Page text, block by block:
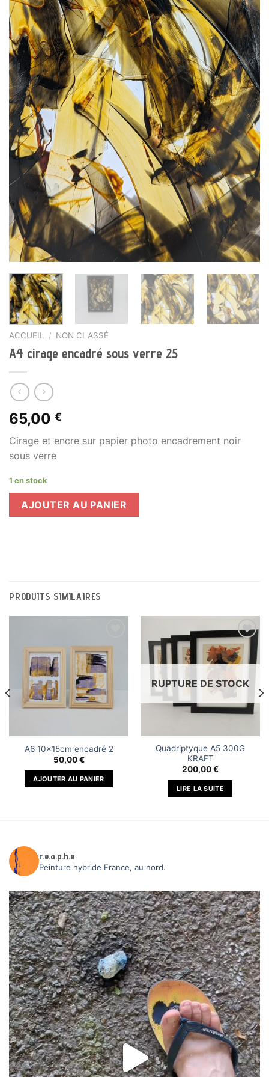
ACCUEIL / NON CLASSÉ
A4 cirage encadré sous verre 25
65,00 €
Cirage et encre sur papier photo encadrement noir
sous verre
1 en stock
AJOUTER AU PANIER
PRODUITS SIMILAIRES
Ajouter
à la liste
de
souhaits
A6 10x15cm encadré 2
50,00€
AJOUTER AU PANIER
de
RUPTURE DE STOCK
Quadriptyque A5 300G
KRAFT
200,00€
LIRE LA SUITE
r.e.a.p.h.e
Peinture hybride France, au nord.